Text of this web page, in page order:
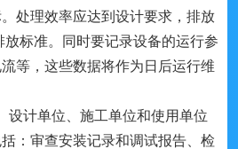
处理效率应达到设计要求，排放
标准。同时要记录设备的运行参
等，这些数据将作为日后运行维
计单位、施工单位和使用单位
：审查安装记录和调试报告、检